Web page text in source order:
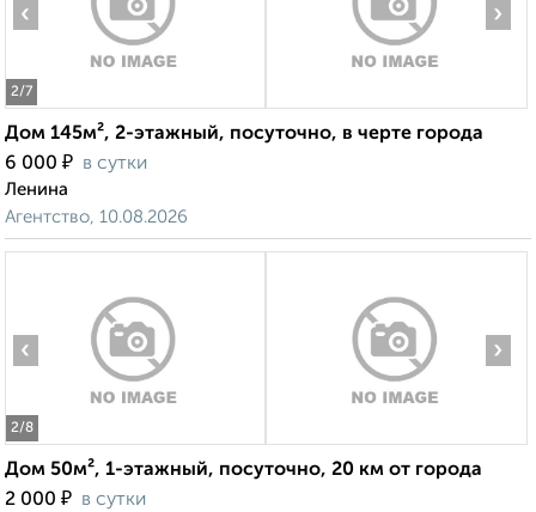
2/7
‹ ›
Дом 145м², 2-этажный, посуточно, в черте города
6 000 ₽ в сутки
Ленина
Агентство, 10.08.2026
2/8
‹ ›
Дом 50м², 1-этажный, посуточно, 20 км от города
2 000 ₽ в сутки